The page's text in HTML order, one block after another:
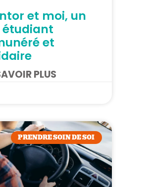
et moi, un
étudiant
et
PLUS
PRENDRE SOIN DE SOI